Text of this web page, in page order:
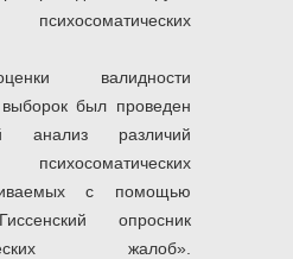
валидности
был проведен
анализ различий
психосоматических
с помощью
опросник
жалоб».